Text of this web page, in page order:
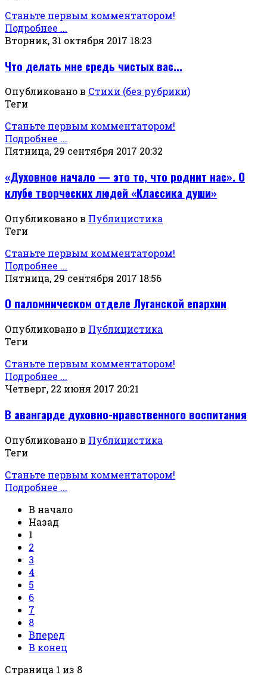
Станьте первым комментатором!
Подробнее ...
Вторник, 31 октября 2017 18:23
Что делать мне средь чистых вас...
Опубликовано в Стихи (без рубрики)
Теги
Станьте первым комментатором!
Подробнее ...
Пятница, 29 сентября 2017 20:32
«Духовное начало — это то, что роднит нас». О
клубе творческих людей «Классика души»
Опубликовано в Публицистика
Теги
Станьте первым комментатором!
Подробнее ...
Пятница, 29 сентября 2017 18:56
О паломническом отделе Луганской епархии
Опубликовано в Публицистика
Теги
Станьте первым комментатором!
Подробнее ...
Четверг, 22 июня 2017 20:21
В авангарде духовно-нравственного воспитания
Опубликовано в Публицистика
Теги
Станьте первым комментатором!
Подробнее ...
В начало
Назад
1
2
3
4
5
6
7
8
Вперед
В конец
Страница 1 из 8